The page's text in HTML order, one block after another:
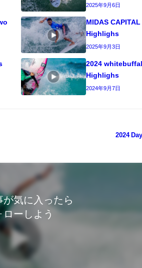
2025年9月6日
MIDAS
Highlighs
2025年9月3日
2024
Highlighs
2024年9月7日
2024
が気に入ったら
ローしよう